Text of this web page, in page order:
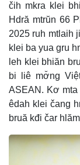
čih mkra klei
Hdră mtrŭn 66
2025 ruh mtlaih
klei ba yua gru
leh klei bhiăn
bi liê mơ̆ng
ASEAN. Kơ
êdah klei čang
bruă kđi čar